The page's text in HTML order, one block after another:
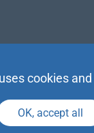
cookies
OK, accept all